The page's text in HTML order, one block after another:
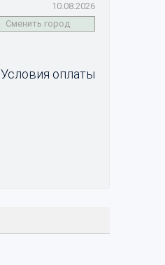
10.08.2026
Сменить город
Условия оплаты